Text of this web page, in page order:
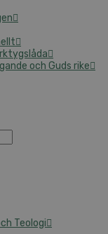
och Guds rike
Teologi